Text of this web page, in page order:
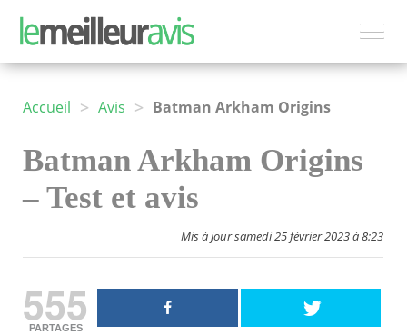
Accueil > Avis > Batman Arkham Origins
Batman Arkham Origins
– Test et avis
Mis à jour samedi 25 février 2023 à 8:23
555
PARTAGES